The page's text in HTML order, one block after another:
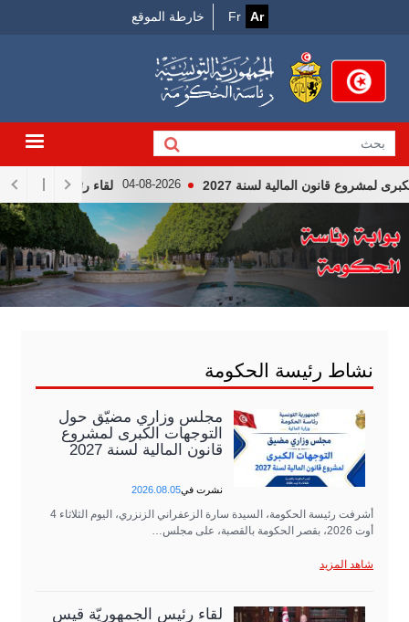
Fr Ar
Menu
خارطة الموقع
قانون المالية لسنة 2027 04-08-2026 لقاء رئيس الجمهوريّة قيس
نشاط رئيسة الحكومة
مجلس وزاري مضيّق حول
التوجهات الكبرى لمشروع
قانون المالية لسنة 2027
نشرت في2026.08.05
أشرفت رئيسة الحكومة، السيدة سارة الزعفراني الزنزري، اليوم الثلاثاء 4
أوت 2026، بقصر الحكومة بالقصبة، على مجلس…
شاهد المزيد
لقاء رئيس الجمهوريّة قيس